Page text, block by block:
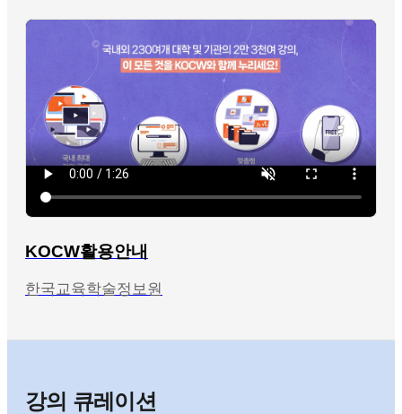
KOCW활용안내
한국교육학술정보원
강의 큐레이션